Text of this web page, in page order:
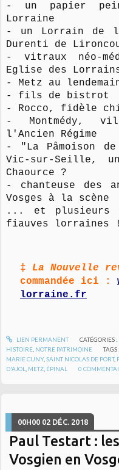
- un papier
Lorraine
- un Lorrain de
Durenti de
- vitraux néo-
Eglise des
- Metz au
- fils de bistrot
- Rocco, fidèle
- Montmédy,
l'Ancien Régime
- "La Pâmoison
Vic-sur-Seille,
Chaource ?
- chanteuse des
Vosges à la scène
... et plusieurs
fiauves lorraines !
‡ La Nouvelle
commandée ici :
lorraine.fr
LIEN PERMANENT CATÉGORIES :
HISTOIRE, NOTRE PATRIMOINE TAGS :
MARIE CUNY,SAINT NICOLAS DE PORT,
D'AJOL, METZ, ÉPINAL 0
00H00 02 DÉC. 2018
Paul Testart :
Vosgien en